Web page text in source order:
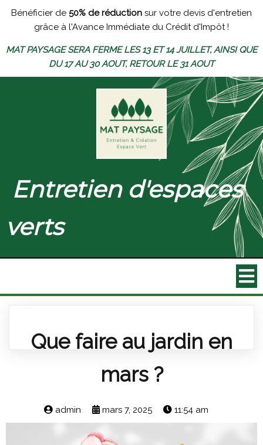
Bénéficier de 50% de réduction sur votre devis d'entretien
grâce à l'Avance Immédiate du Crédit d'Impôt !
MAT PAYSAGE SERA FERME LES 13 ET 14 JUILLET, AINSI QUE
DU 17 AU 30 AOUT, RETOUR LE 31 AOUT
Entretien d'espaces
verts
Que faire au jardin en
mars ?
admin mars 7, 2025 11:54 am